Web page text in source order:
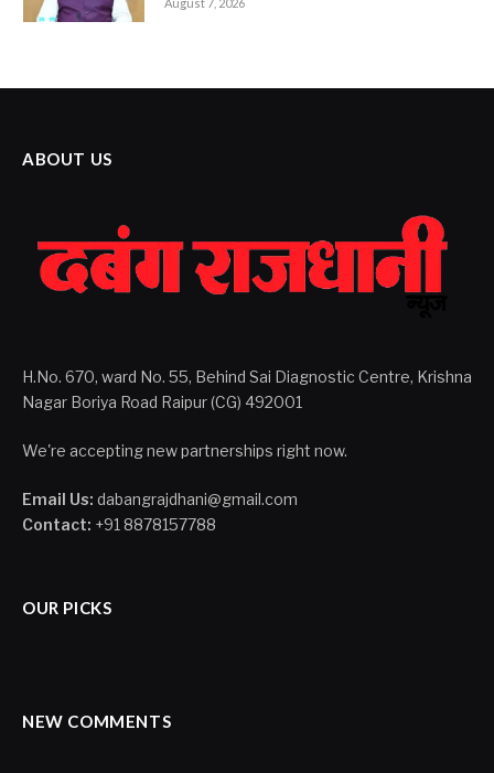
August 7, 2026
ABOUT US
H.No. 670, ward No. 55, Behind Sai Diagnostic Centre, Krishna
Nagar Boriya Road Raipur (CG) 492001
We're accepting new partnerships right now.
Email Us: dabangrajdhani@gmail.com
Contact: +91 8878157788
OUR PICKS
NEW COMMENTS